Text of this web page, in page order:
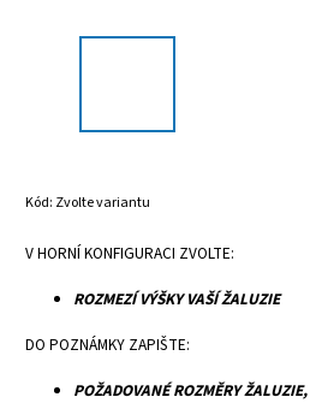
Kód: Zvolte variantu
V HORNÍ KONFIGURACI ZVOLTE:
ROZMEZÍ VÝŠKY VAŠÍ ŽALUZIE
DO POZNÁMKY ZAPIŠTE:
POŽADOVANÉ ROZMĚRY